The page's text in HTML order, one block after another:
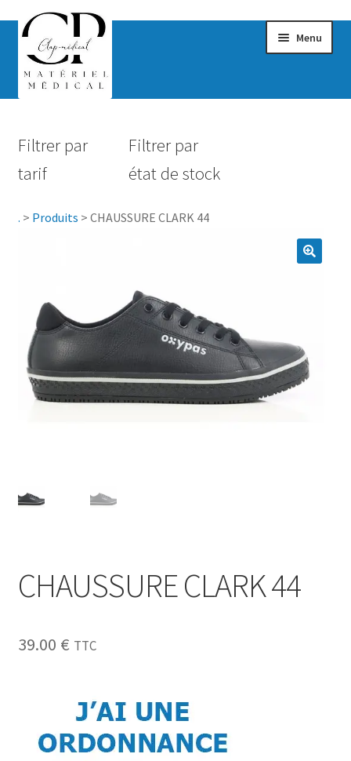
Menu
Hygiène
Accessoires Salle de bain
Vêtements & Chaussures
Sécurité
Filtrer par
tarif
Filtrer par
état de stock
. > Produits > CHAUSSURE CLARK 44
CHAUSSURE CLARK 44
39.00 € TTC